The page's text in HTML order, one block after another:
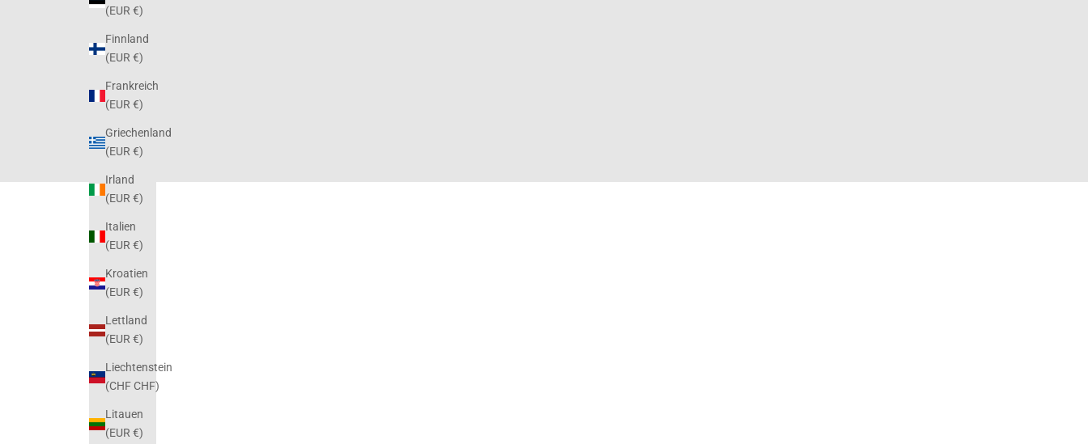
(EUR €)
Finnland
(EUR €)
Frankreich
(EUR €)
Griechenland
(EUR €)
Irland
(EUR €)
Italien
(EUR €)
Kroatien
(EUR €)
Lettland
(EUR €)
Liechtenstein
(CHF CHF)
Litauen
(EUR €)